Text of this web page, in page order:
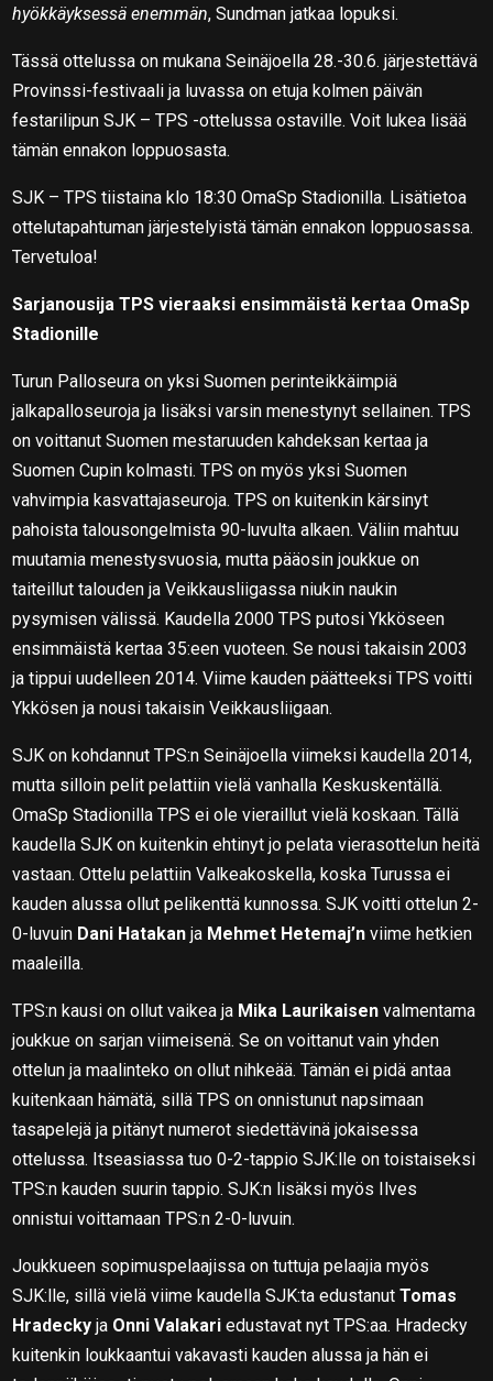
hyökkäyksessä enemmän, Sundman jatkaa lopuksi.
Tässä ottelussa on mukana Seinäjoella 28.-30.6. järjestettävä
Provinssi-festivaali ja luvassa on etuja kolmen päivän
festarilipun SJK – TPS -ottelussa ostaville. Voit lukea lisää
tämän ennakon loppuosasta.
SJK – TPS tiistaina klo 18:30 OmaSp Stadionilla. Lisätietoa
ottelutapahtuman järjestelyistä tämän ennakon loppuosassa.
Tervetuloa!
Sarjanousija TPS vieraaksi ensimmäistä kertaa OmaSp
Stadionille
Turun Palloseura on yksi Suomen perinteikkäimpiä
jalkapalloseuroja ja lisäksi varsin menestynyt sellainen. TPS
on voittanut Suomen mestaruuden kahdeksan kertaa ja
Suomen Cupin kolmasti. TPS on myös yksi Suomen
vahvimpia kasvattajaseuroja. TPS on kuitenkin kärsinyt
pahoista talousongelmista 90-luvulta alkaen. Väliin mahtuu
muutamia menestysvuosia, mutta pääosin joukkue on
taiteillut talouden ja Veikkausliigassa niukin naukin
pysymisen välissä. Kaudella 2000 TPS putosi Ykköseen
ensimmäistä kertaa 35:een vuoteen. Se nousi takaisin 2003
ja tippui uudelleen 2014. Viime kauden päätteeksi TPS voitti
Ykkösen ja nousi takaisin Veikkausliigaan.
SJK on kohdannut TPS:n Seinäjoella viimeksi kaudella 2014,
mutta silloin pelit pelattiin vielä vanhalla Keskuskentällä.
OmaSp Stadionilla TPS ei ole vieraillut vielä koskaan. Tällä
kaudella SJK on kuitenkin ehtinyt jo pelata vierasottelun heitä
vastaan. Ottelu pelattiin Valkeakoskella, koska Turussa ei
kauden alussa ollut pelikenttä kunnossa. SJK voitti ottelun 2-
0-luvuin Dani Hatakan ja Mehmet Hetemaj’n viime hetkien
maaleilla.
TPS:n kausi on ollut vaikea ja Mika Laurikaisen valmentama
joukkue on sarjan viimeisenä. Se on voittanut vain yhden
ottelun ja maalinteko on ollut nihkeää. Tämän ei pidä antaa
kuitenkaan hämätä, sillä TPS on onnistunut napsimaan
tasapelejä ja pitänyt numerot siedettävinä jokaisessa
ottelussa. Itseasiassa tuo 0-2-tappio SJK:lle on toistaiseksi
TPS:n kauden suurin tappio. SJK:n lisäksi myös Ilves
onnistui voittamaan TPS:n 2-0-luvuin.
Joukkueen sopimuspelaajissa on tuttuja pelaajia myös
SJK:lle, sillä vielä viime kaudella SJK:ta edustanutTomas
Hradecky ja Onni Valakari edustavat nyt TPS:aa. Hradecky
kuitenkin loukkaantui vakavasti kauden alussa ja hän ei